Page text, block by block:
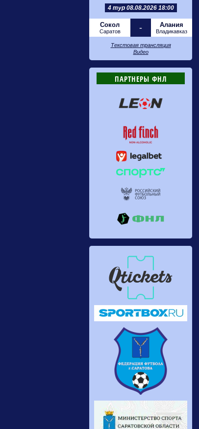
4 тур 08.08.2026 18:00
Сокол
Саратов - Алания
Владикавказ
Текстовая трансляция
Видео
ПАРТНЕРЫ ФНЛ